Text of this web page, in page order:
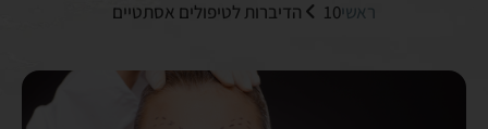
ראשי 10 הדיברות לטיפולים אסתטיים